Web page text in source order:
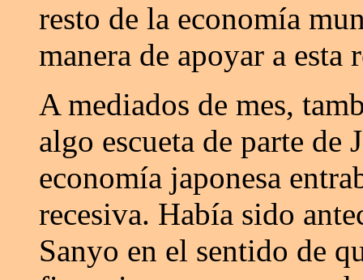
resto de la economía
manera de apoyar a esta
A mediados de mes,
algo escueta de parte de
economía japonesa
recesiva. Había sido
Sanyo en el sentido de